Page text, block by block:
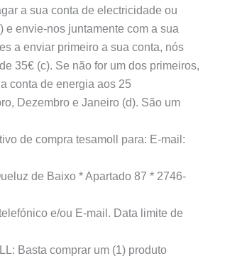
a sua conta de electricidade ou
e envie-nos juntamente com a sua
a enviar primeiro a sua conta, nós
35€ (c). Se não for um dos primeiros,
conta de energia aos 25
Dezembro e Janeiro (d). São um
de compra tesamoll para: E-mail:
de Baixo * Apartado 87 * 2746-
e/ou E-mail. Data limite de
Basta comprar um (1) produto